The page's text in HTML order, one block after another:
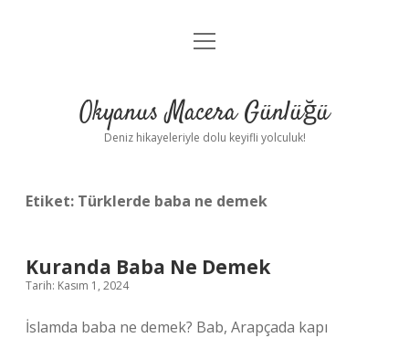
Anasayfa
Yasal Uyarı
menüyü
Okyanus Macera Günlüğü
Deniz hikayeleriyle dolu keyifli yolculuk!
Etiket: Türklerde baba ne demek
Kuranda Baba Ne Demek
Tarih: Kasım 1, 2024
İslamda baba ne demek? Bab, Arapçada kapı